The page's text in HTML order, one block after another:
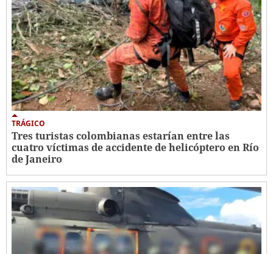
TRÁGICO
Tres turistas colombianas estarían entre las
cuatro víctimas de accidente de helicóptero en Río
de Janeiro